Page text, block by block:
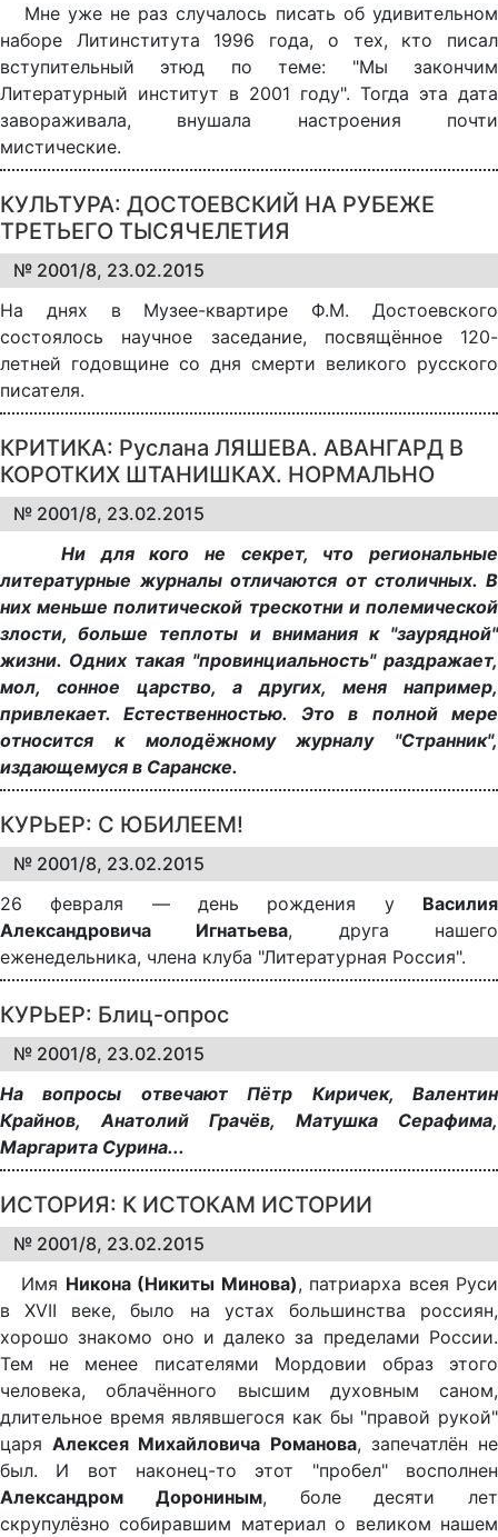
Мне уже не раз случалось писать об удивительном
наборе Литинститута 1996 года, о тех, кто писал
вступительный этюд по теме: "Мы закончим
Литературный институт в 2001 году". Тогда эта дата
завораживала, внушала настроения почти
мистические.
КУЛЬТУРА: ДОСТОЕВСКИЙ НА РУБЕЖЕ
ТРЕТЬЕГО ТЫСЯЧЕЛЕТИЯ
№ 2001/8, 23.02.2015
На днях в Музее-квартире Ф.М. Достоевского
состоялось научное заседание, посвящённое 120-
летней годовщине со дня смерти великого русского
писателя.
КРИТИКА: Руслана ЛЯШЕВА. АВАНГАРД В
КОРОТКИХ ШТАНИШКАХ. НОРМАЛЬНО
№ 2001/8, 23.02.2015
Ни для кого не секрет, что региональные
литературные журналы отличаются от столичных. В
них меньше политической трескотни и полемической
злости, больше теплоты и внимания к "заурядной"
жизни. Одних такая "провинциальность" раздражает,
мол, сонное царство, а других, меня например,
привлекает. Естественностью. Это в полной мере
относится к молодёжному журналу "Странник",
издающемуся в Саранске.
КУРЬЕР: С ЮБИЛЕЕМ!
№ 2001/8, 23.02.2015
26 февраля — день рождения у Василия
Александровича Игнатьева, друга нашего
еженедельника, члена клуба "Литературная Россия".
КУРЬЕР: Блиц-опрос
№ 2001/8, 23.02.2015
На вопросы отвечают Пётр Киричек, Валентин
Крайнов, Анатолий Грачёв, Матушка Серафима,
Маргарита Сурина...
ИСТОРИЯ: К ИСТОКАМ ИСТОРИИ
№ 2001/8, 23.02.2015
Имя Никона (Никиты Минова), патриарха всея Руси
в XVII веке, было на устах большинства россиян,
хорошо знакомо оно и далеко за пределами России.
Тем не менее писателями Мордовии образ этого
человека, облачённого высшим духовным саном,
длительное время являвшегося как бы "правой рукой"
царяАлексея Михайловича Романова, запечатлён не
был. И вот наконец-то этот "пробел" восполнен
Александром Дорониным, боле десяти лет
скрупулёзно собиравшим материал о великом нашем